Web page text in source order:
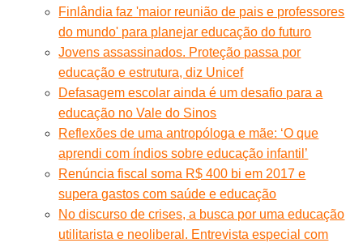
Finlândia faz 'maior reunião de pais e professores
do mundo' para planejar educação do futuro
Jovens assassinados. Proteção passa por
educação e estrutura, diz Unicef
Defasagem escolar ainda é um desafio para a
educação no Vale do Sinos
Reflexões de uma antropóloga e mãe: ‘O que
aprendi com índios sobre educação infantil’
Renúncia fiscal soma R$ 400 bi em 2017 e
supera gastos com saúde e educação
No discurso de crises, a busca por uma educação
utilitarista e neoliberal. Entrevista especial com